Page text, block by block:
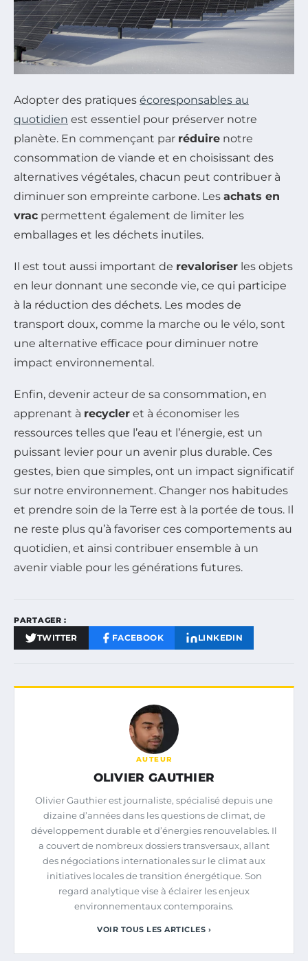
Adopter des pratiques écoresponsables au
quotidien est essentiel pour préserver notre
planète. En commençant par réduire notre
consommation de viande et en choisissant des
alternatives végétales, chacun peut contribuer à
diminuer son empreinte carbone. Les achats en
vrac permettent également de limiter les
emballages et les déchets inutiles.
Il est tout aussi important de revaloriser les objets
en leur donnant une seconde vie, ce qui participe
à la réduction des déchets. Les modes de
transport doux, comme la marche ou le vélo, sont
une alternative efficace pour diminuer notre
impact environnemental.
Enfin, devenir acteur de sa consommation, en
apprenant à recycler et à économiser les
ressources telles que l’eau et l’énergie, est un
puissant levier pour un avenir plus durable. Ces
gestes, bien que simples, ont un impact significatif
sur notre environnement. Changer nos habitudes
et prendre soin de la Terre est à la portée de tous. Il
ne reste plus qu’à favoriser ces comportements au
quotidien, et ainsi contribuer ensemble à un
avenir viable pour les générations futures.
PARTAGER :
TWITTER FACEBOOK LINKEDIN
AUTEUR
OLIVIER GAUTHIER
Olivier Gauthier est journaliste, spécialisé depuis une
dizaine d’années dans les questions de climat, de
développement durable et d’énergies renouvelables. Il
a couvert de nombreux dossiers transversaux, allant
des négociations internationales sur le climat aux
initiatives locales de transition énergétique. Son
regard analytique vise à éclairer les enjeux
environnementaux contemporains.
VOIR TOUS LES ARTICLES ›